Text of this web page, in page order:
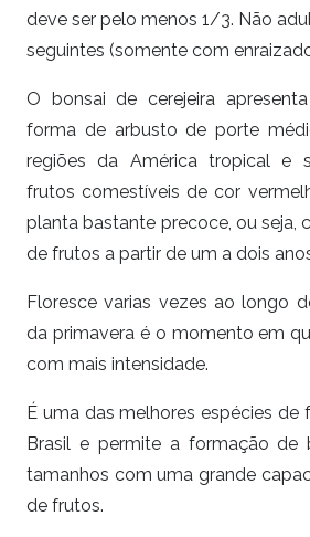
deve ser pelo menos 1/3. Não
seguintes (somente com
O bonsai de cerejeira
forma de arbusto de porte
regiões da América tropical e
frutos comestíveis de cor
planta bastante precoce, ou seja,
de frutos a partir de um a dois
Floresce varias vezes ao longo
da primavera é o momento em
com mais intensidade.
É uma das melhores espécies de
Brasil e permite a formação de
tamanhos com uma grande
de frutos.